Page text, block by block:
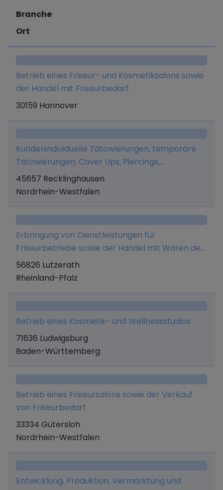
Branche
Ort
Betrieb eines Friseur- und Kosmetiksalons sowie
der Handel mit Friseurbedarf.
30159 Hannover
Kundenindividuelle Tätowierungen, temporäre
Tätowierungen, Cover Ups, Piercings,
Bodymodifikationen, Tattooentfernung,
Beratung zu Körperschmuck und Tattoos sowie
Kunstwerken und sonstigen Produkten aus dem
nonfood-Bereich.
45657 Recklinghausen
Nordrhein-Westfalen
Erbringung von Dienstleistungen für
Friseurbetriebe sowie der Handel mit Waren des
Friseurbedarfs.
56826 Lutzerath
Rheinland-Pfalz
Betrieb eines Kosmetik- und Wellnessstudios
71636 Ludwigsburg
Baden-Württemberg
Betrieb eines Friseursalons sowie der Verkauf
von Friseurbedarf.
33334 Gütersloh
Nordrhein-Westfalen
Entwicklung, Produktion, Vermarktung und